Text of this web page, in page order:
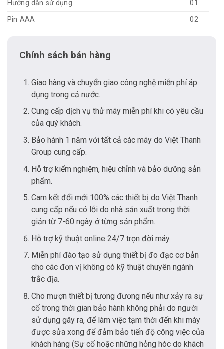
Hướng dẫn sử dụng
01
Pin AAA
02
Chính sách bán hàng
Giao hàng và chuyển giao công nghệ miễn phí áp
dụng trong cả nước.
Cung cấp dịch vụ thử máy miễn phí khi có yêu cầu
của quý khách.
Bảo hành 1 năm với tất cả các máy do Việt Thanh
Group cung cấp.
Hỗ trợ kiểm nghiệm, hiệu chỉnh và bảo dưỡng sản
phẩm.
Cam kết đổi mới 100% các thiết bị do Việt Thanh
cung cấp nếu có lỗi do nhà sản xuất trong thời
giản từ 7-60 ngày ở từng sản phẩm.
Hỗ trợ kỹ thuật online 24/7 trọn đời máy.
Miễn phí đào tạo sử dụng thiết bị đo đạc cơ bản
cho các đơn vị không có kỹ thuật chuyên ngành
trắc địa.
Cho mượn thiết bị tương đương nếu như xảy ra sự
cố trong thời gian bảo hành không phải do người
sử dụng gây ra, để làm việc tạm thời đến khi máy
được sửa xong để đảm bảo tiến độ công việc của
khách hàng (Sự cố hoặc những hỏng hóc do khách